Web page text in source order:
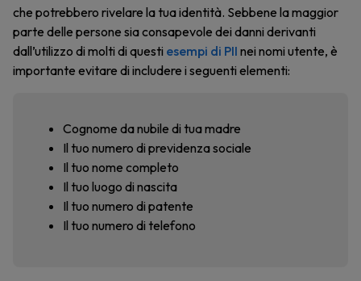
che potrebbero rivelare la tua identità. Sebbene la maggior
parte delle persone sia consapevole dei danni derivanti
dall’utilizzo di molti di questi esempi di PII nei nomi utente, è
importante evitare di includere i seguenti elementi:
Cognome da nubile di tua madre
Il tuo numero di previdenza sociale
Il tuo nome completo
Il tuo luogo di nascita
Il tuo numero di patente
Il tuo numero di telefono